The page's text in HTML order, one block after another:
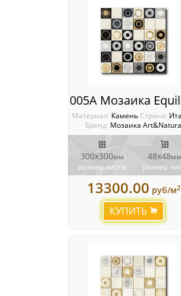
Материал: Камень Cтрана:
Бренд: Мозаика Art&Natura
300x300мм
размер листа
48x48мм
размер
13300.00 руб/м2
КУПИТЬ